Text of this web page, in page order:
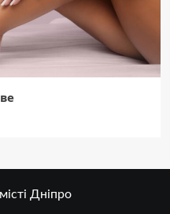
Дніпро